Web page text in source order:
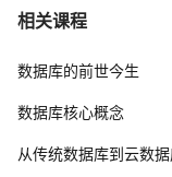
7 01-PostgreSQL 存
8 走近复杂数据库计
相关课程
数据库的前世今生
数据库核心概念
从传统数据库到云数